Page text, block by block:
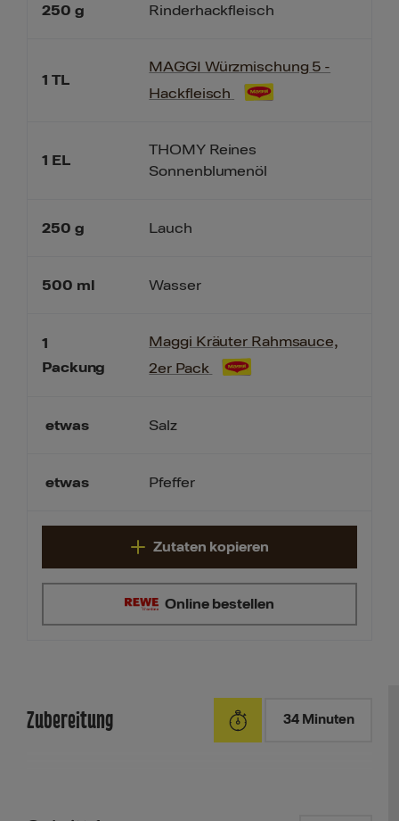
250 g
1 TL
1 EL
250 g
500 ml
1
Packung
etwas
etwas
Rinderhackfleisch
MAGGI Würzmischung 5 -
Hackfleisch
THOMY Reines
Sonnenblumenöl
Lauch
Wasser
Maggi Kräuter Rahmsauce,
2er Pack
Salz
Pfeffer
Online bestellen
Zutaten kopieren
Zubereitung 34 Minuten